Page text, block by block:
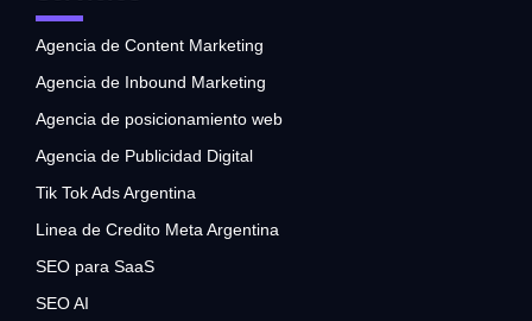
Agencia de Content Marketing
Agencia de Inbound Marketing
Agencia de posicionamiento web
Agencia de Publicidad Digital
Tik Tok Ads Argentina
Linea de Credito Meta Argentina
SEO para SaaS
SEO AI